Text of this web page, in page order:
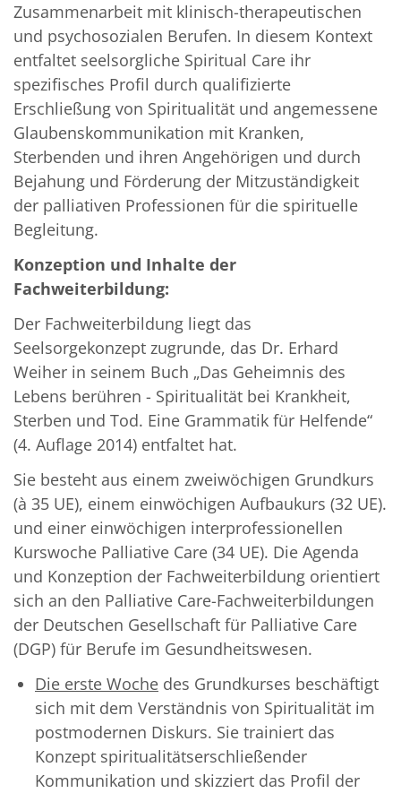
Zusammenarbeit mit klinisch-therapeutischen
und psychosozialen Berufen. In diesem Kontext
entfaltet seelsorgliche Spiritual Care ihr
spezifisches Profil durch qualifizierte
Erschließung von Spiritualität und angemessene
Glaubenskommunikation mit Kranken,
Sterbenden und ihren Angehörigen und durch
Bejahung und Förderung der Mitzuständigkeit
der palliativen Professionen für die spirituelle
Begleitung.
Konzeption und Inhalte der
Fachweiterbildung:
Der Fachweiterbildung liegt das
Seelsorgekonzept zugrunde, das Dr. Erhard
Weiher in seinem Buch „Das Geheimnis des
Lebens berühren - Spiritualität bei Krankheit,
Sterben und Tod. Eine Grammatik für Helfende“
(4. Auflage 2014) entfaltet hat.
Sie besteht aus einem zweiwöchigen Grundkurs
(à 35 UE), einem einwöchigen Aufbaukurs (32 UE).
und einer einwöchigen interprofessionellen
Kurswoche Palliative Care (34 UE). Die Agenda
und Konzeption der Fachweiterbildung orientiert
sich an den Palliative Care-Fachweiterbildungen
der Deutschen Gesellschaft für Palliative Care
(DGP) für Berufe im Gesundheitswesen.
Die erste Woche des Grundkurses beschäftigt
sich mit dem Verständnis von Spiritualität im
postmodernen Diskurs. Sie trainiert das
Konzept spiritualitätserschließender
Kommunikation und skizziert das Profil der